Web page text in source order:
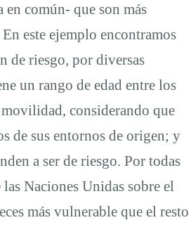
en común- que son más
este ejemplo encontramos
de riesgo, por diversas
un rango de edad entre los
considerando que
de sus entornos de origen; y
a ser de riesgo. Por todas
Naciones Unidas sobre el
más vulnerable que el resto